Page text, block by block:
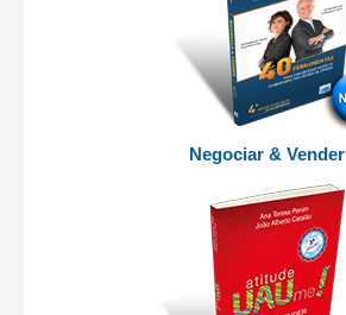
Negociar & Vender